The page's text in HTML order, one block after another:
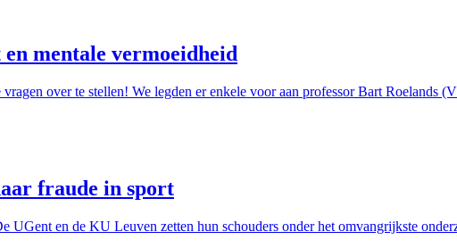
mentale vermoeidheid
over te stellen! We legden er enkele voor aan professor Bart Roelands
fraude in sport
UGent en de KU Leuven zetten hun schouders onder het omvangrijkste